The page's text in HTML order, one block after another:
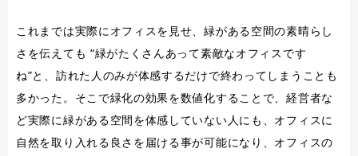
これまでは実際にオフィスを見せ、緑がある空間の素晴らし
さを伝えても “緑がたくさんあって素敵なオフィスです
ね”と、訪れた人のみが体感するだけで終わってしまうことも
多かった。そこで緑化の効果を数値化することで、経営者な
ど実際に緑がある空間を体感していない人にも、オフィスに
自然を取り入れる良さを届ける事が可能になり、オフィスの